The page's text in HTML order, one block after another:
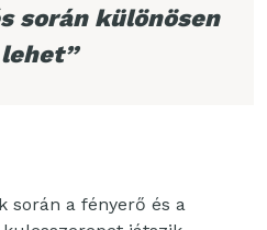
során különösen
során a fényerő és a